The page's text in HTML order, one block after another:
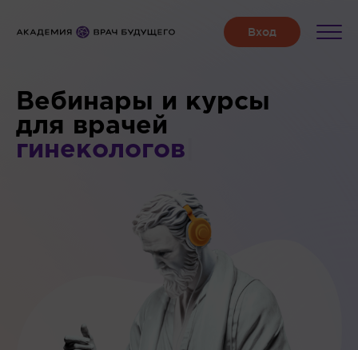
Вебинары и курсы
для врачей
гинекологов